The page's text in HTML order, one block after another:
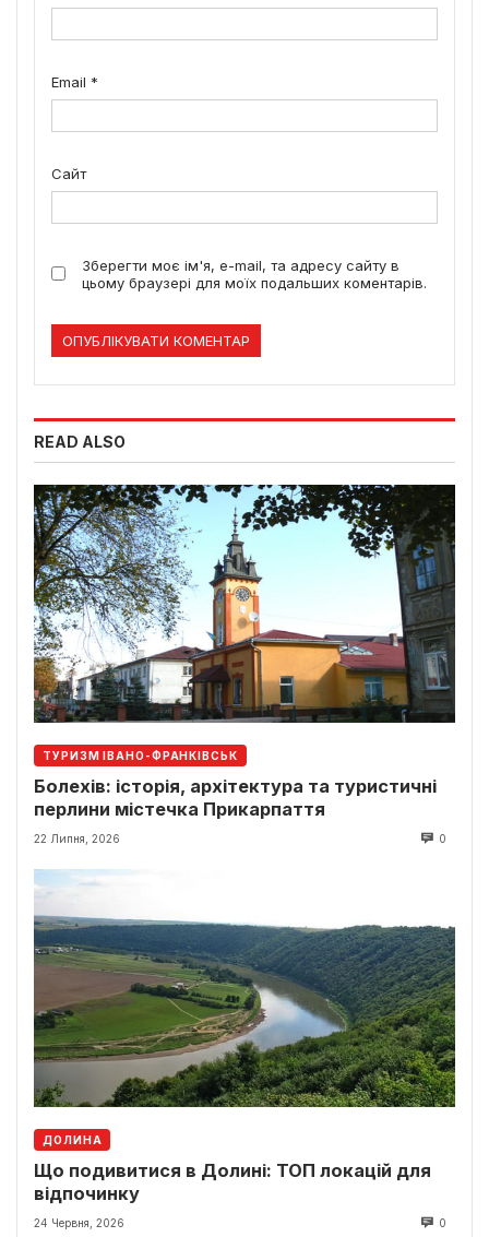
Email *
Сайт
Зберегти моє ім'я, e-mail, та адресу сайту в
цьому браузері для моїх подальших коментарів.
READ ALSO
ТУРИЗМ ІВАНО-ФРАНКІВСЬК
Болехів: історія, архітектура та туристичні
перлини містечка Прикарпаття
22 Липня, 2026 0
ДОЛИНА
Що подивитися в Долині: ТОП локацій для
відпочинку
24 Червня, 2026 0